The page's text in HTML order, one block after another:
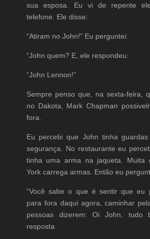
sua esposa. Eu vi de repente
telefone. Ele disse:
“Atiram no John!” Eu perguntei:
“John quem? E, ele respondeu:
“John Lennon!”
Sempre penso que, na sexta-feira,
no Dakota, Mark Chapman
fora.
Eu percebi que John tinha
segurança. No restaurante eu
tinha uma arma na jaqueta. Muita
York carrega armas. Então eu
“Você sabe o que é sentir que eu
para fora daqui agora, caminhar
pessoas dizerem: Oi John, tudo
resposta